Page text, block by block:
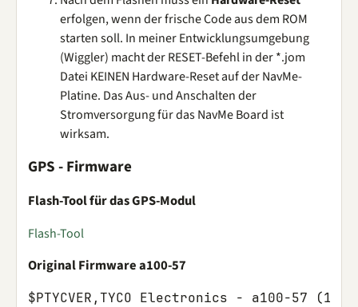
erfolgen, wenn der frische Code aus dem ROM
starten soll. In meiner Entwicklungsumgebung
(Wiggler) macht der RESET-Befehl in der *.jom
Datei KEINEN Hardware-Reset auf der NavMe-
Platine. Das Aus- und Anschalten der
Stromversorgung für das NavMe Board ist
wirksam.
GPS - Firmware
Flash-Tool für das GPS-Modul
Flash-Tool
Original Firmware a100-57
$PTYCVER,TYCO Electronics - a100-57